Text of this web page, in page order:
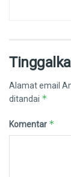
Alamat email
ditandai *
Komentar *